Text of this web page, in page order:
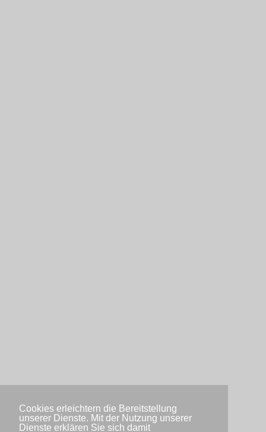
Cookies erleichtern die Bereitstellung
unserer Dienste. Mit der Nutzung unserer
Dienste erklären Sie sich damit